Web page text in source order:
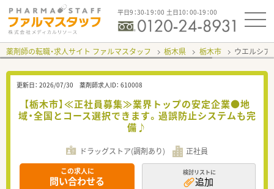
平日9：30-19：00 土日10：00-19：00
薬剤師の転職・求人サイト ファルマスタッフ 栃木県 栃木市 ウエルシ
更新日： 2026/07/30 薬剤師求人ID： 610008
【栃木市】≪正社員募集≫業界トップの安定企業●地
域・全国とコース選択できます。過誤防止システムも完
備♪
ドラッグストア(調剤あり) 正社員
この求人に
問い合わせる
検討リストに
追加